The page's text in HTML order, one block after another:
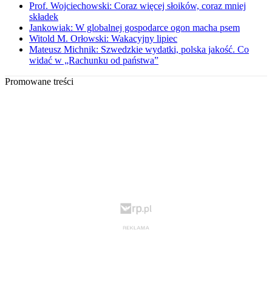
Prof. Wojciechowski: Coraz więcej słoików, coraz mniej
składek
Jankowiak: W globalnej gospodarce ogon macha psem
Witold M. Orłowski: Wakacyjny lipiec
Mateusz Michnik: Szwedzkie wydatki, polska jakość. Co
widać w „Rachunku od państwa”
Promowane treści